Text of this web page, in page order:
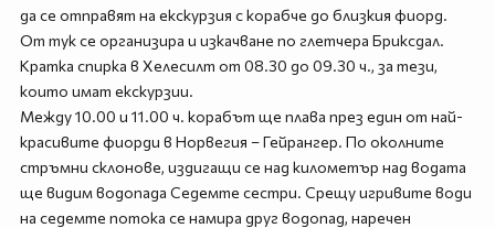
да се отправят на екскурзия с корабче до близкия фиорд.
От тук се организира и изкачване по глетчера Бриксдал.
Кратка спирка в Хелесилт от 08.30 до 09.30 ч., за тези,
които имат екскурзии.
Между 10.00 и 11.00 ч. корабът ще плава през един от най-
красивите фиорди в Норвегия – Гейрангер. По околните
стръмни склонове, издигащи се над километър над водата
ще видим водопада Седемте сестри. Срещу игривите води
на седемте потока се намира друг водопад, наречен